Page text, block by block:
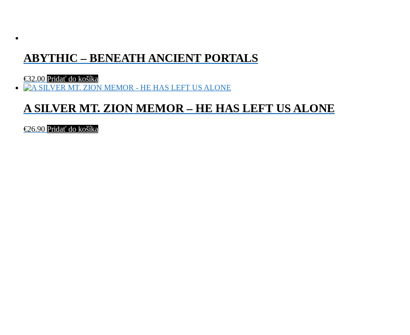
ABYTHIC – BENEATH ANCIENT PORTALS
€32.00 Pridať do košíka
A SILVER MT. ZION MEMOR – HE HAS LEFT US ALONE
€26.90 Pridať do košíka